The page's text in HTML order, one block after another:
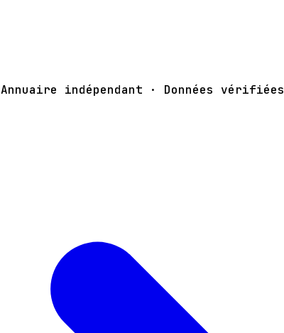
Annuaire indépendant · Données vérifiées